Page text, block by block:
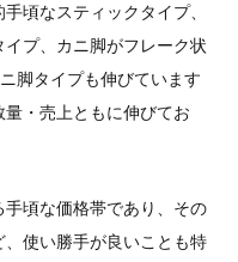
頃なスティックタイプ、
プ、カニ脚がフレーク状
脚タイプも伸びています
・売上ともに伸びてお
頃な価格帯であり、その
使い勝手が良いことも特